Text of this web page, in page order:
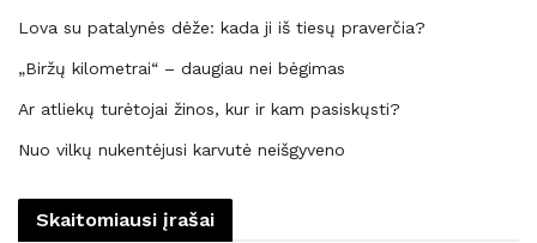
Lova su patalynės dėže: kada ji iš tiesų praverčia?
„Biržų kilometrai“ – daugiau nei bėgimas
Ar atliekų turėtojai žinos, kur ir kam pasiskųsti?
Nuo vilkų nukentėjusi karvutė neišgyveno
Skaitomiausi įrašai